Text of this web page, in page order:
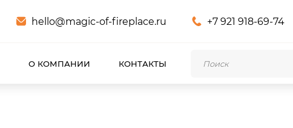
hello@magic-of-fireplace.ru +7 921 918-69-74
О КОМПАНИИ КОНТАКТЫ